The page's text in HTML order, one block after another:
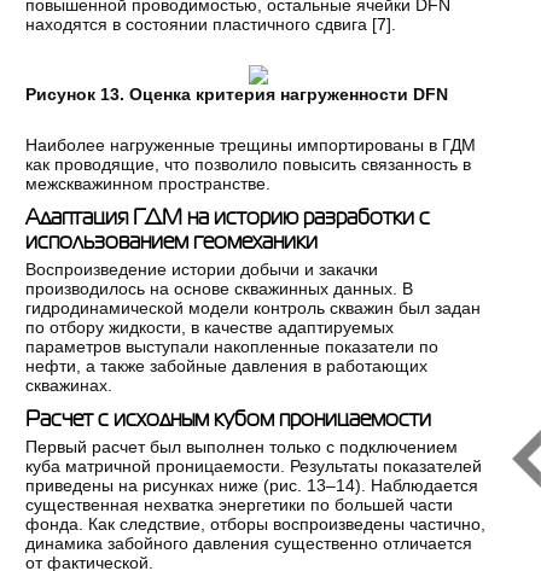
повышенной проводимостью, остальные ячейки DFN
находятся в состоянии пластичного сдвига [7].
Рисунок 13. Оценка критерия нагруженности DFN
Наиболее нагруженные трещины импортированы в ГДМ
как проводящие, что позволило повысить связанность в
межскважинном пространстве.
Адаптация ГДМ на историю разработки с
использованием геомеханики
Воспроизведение истории добычи и закачки
производилось на основе скважинных данных. В
гидродинамической модели контроль скважин был задан
по отбору жидкости, в качестве адаптируемых
параметров выступали накопленные показатели по
нефти, а также забойные давления в работающих
скважинах.
Расчет с исходным кубом проницаемости
Первый расчет был выполнен только с подключением
куба матричной проницаемости. Результаты показателей
приведены на рисунках ниже (рис. 13–14). Наблюдается
существенная нехватка энергетики по большей части
фонда. Как следствие, отборы воспроизведены частично,
динамика забойного давления существенно отличается
от фактической.